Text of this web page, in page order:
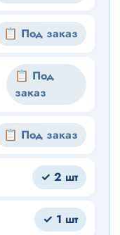
📋 Под заказ
📋 Под
заказ
📋 Под заказ
✓ 2 шт
✓ 1 шт